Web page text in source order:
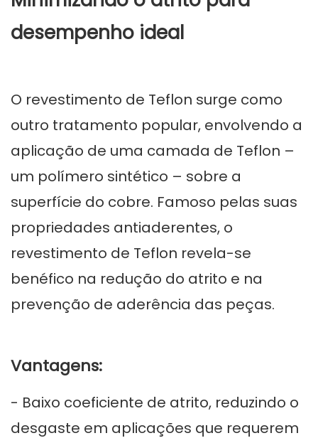
desempenho ideal
O revestimento de Teflon surge como
outro tratamento popular, envolvendo a
aplicação de uma camada de Teflon –
um polímero sintético – sobre a
superfície do cobre. Famoso pelas suas
propriedades antiaderentes, o
revestimento de Teflon revela-se
benéfico na redução do atrito e na
prevenção de aderência das peças.
Vantagens:
- Baixo coeficiente de atrito, reduzindo o
desgaste em aplicações que requerem